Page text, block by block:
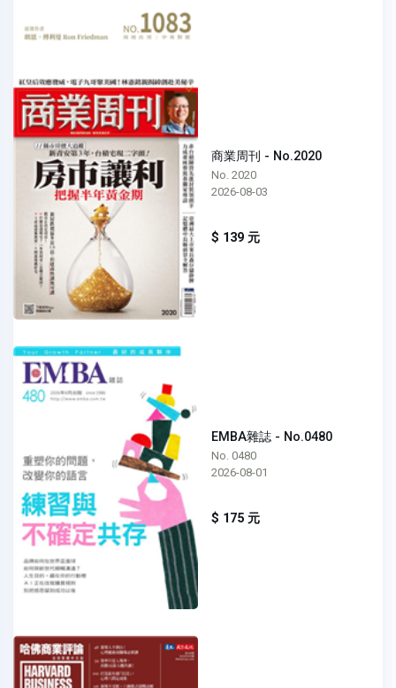
商業周刊 - No.2020
No. 2020
2026-08-03
$ 139 元
EMBA雜誌 - No.0480
No. 0480
2026-08-01
$ 175 元